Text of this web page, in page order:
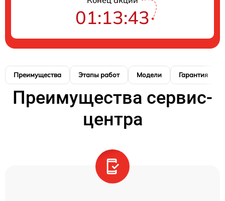
01:13:42
Преимущества Этапы работ Модели Гарантия
Преимущества сервис-
центра